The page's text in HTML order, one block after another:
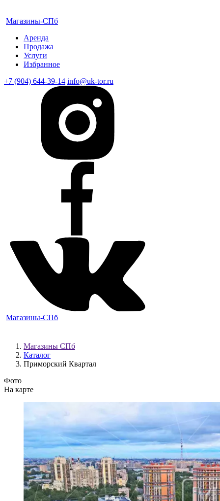
Магазины-СПб
Аренда
Продажа
Услуги
Избранное
+7 (904) 644-39-14 info@uk-tor.ru
Магазины-СПб
Магазины СПб
Каталог
Приморский Квартал
Фото
На карте